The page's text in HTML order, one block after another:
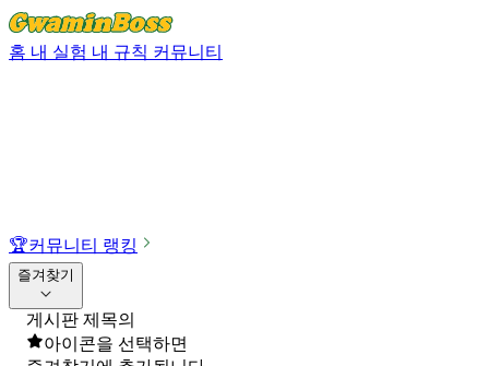
홈 내 실험 내 규칙 커뮤니티
🏆커뮤니티 랭킹
즐겨찾기
게시판 제목의
아이콘을 선택하면